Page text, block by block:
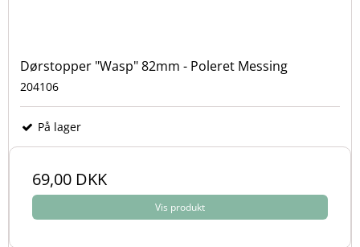
Dørstopper "Wasp" 82mm - Poleret Messing
204106
På lager
69,00 DKK
Vis produkt